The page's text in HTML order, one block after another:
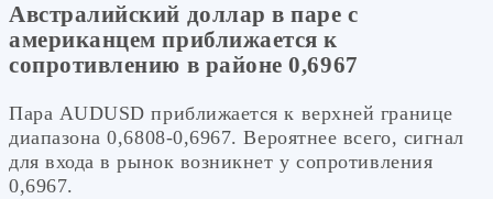
Австралийский доллар в паре с
американцем приближается к
сопротивлению в районе 0,6967
Пара AUDUSD приближается к верхней границе
диапазона 0,6808-0,6967. Вероятнее всего, сигнал
для входа в рынок возникнет у сопротивления
0,6967.